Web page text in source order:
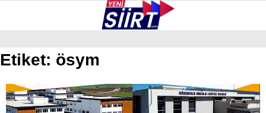
GALERİ VİDEO YAZARLAR
KURTALAN
Etiket: ösym